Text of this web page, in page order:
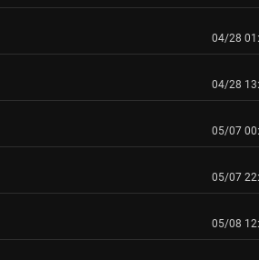
04/28
04/28
05/07
05/07
05/08